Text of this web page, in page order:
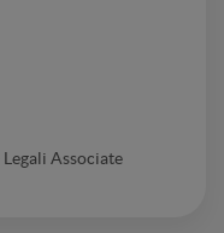
Associate